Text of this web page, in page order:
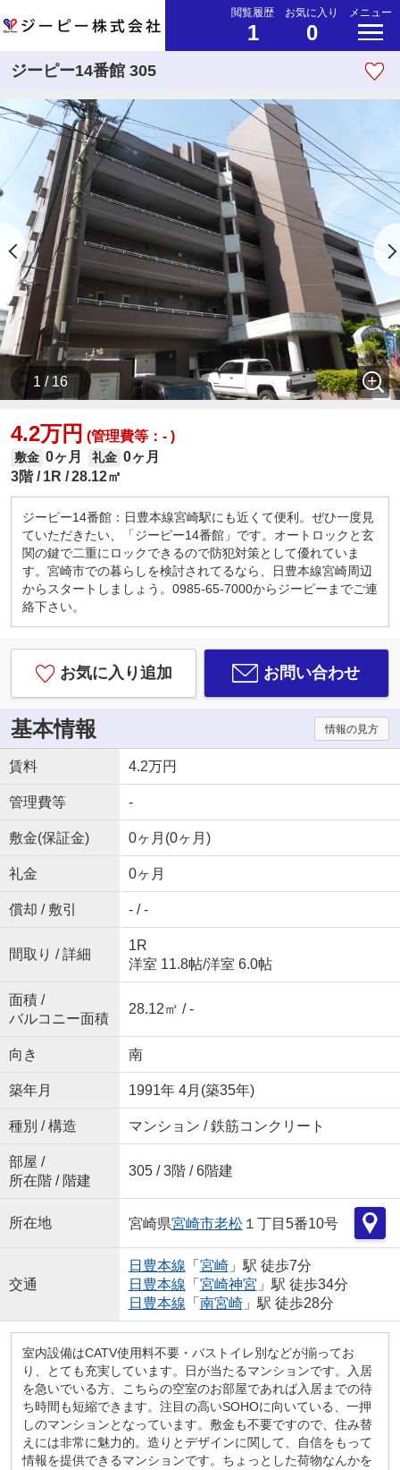
閲覧履歴
1
お気に入り
0
メニュー
ジーピー14番館 305
1 / 16
4.2万円 (管理費等：- )
敷金 0ヶ月 礼金 0ヶ月
3階
1R 28.12㎡
ジーピー14番館：日豊本線宮崎駅にも近くて便利。ぜひ一度見
ていただきたい、「ジーピー14番館」です。オートロックと玄
関の鍵で二重にロックできるので防犯対策として優れていま
す。宮崎市での暮らしを検討されてるなら、日豊本線宮崎周辺
からスタートしましょう。0985-65-7000からジーピーまでご連
絡下さい。
お気に入り追加 お問い合わせ
基本情報 情報の見方
賃料 4.2万円
管理費等 -
敷金(保証金) 0ヶ月(0ヶ月)
礼金 0ヶ月
償却 / 敷引 - / -
間取り / 詳細
1R
洋室 11.8帖/洋室 6.0帖
面積 /
バルコニー面積
28.12㎡ / -
向き 南
築年月 1991年 4月(築35年)
種別 / 構造 マンション / 鉄筋コンクリート
部屋 /
所在階 / 階建
305 / 3階 / 6階建
所在地 宮崎県宮崎市老松１丁目5番10号
交通
日豊本線 「 宮崎」駅 徒歩7分
日豊本線 「 宮崎神宮 」駅 徒歩34分
日豊本線 「 南宮崎」駅 徒歩28分
室内設備はCATV使用料不要・バストイレ別などが揃ってお
り、とても充実しています。日が当たるマンションです。入居
を急いでいる方、こちらの空室のお部屋であれば入居までの待
ち時間も短縮できます。注目の高いSOHOに向いている、一押
しのマンションとなっています。敷金も不要ですので、住み替
えには非常に魅力的。造りとデザインに関して、自信をもって
情報を提供できるマンションです。ちょっとした荷物なんかを